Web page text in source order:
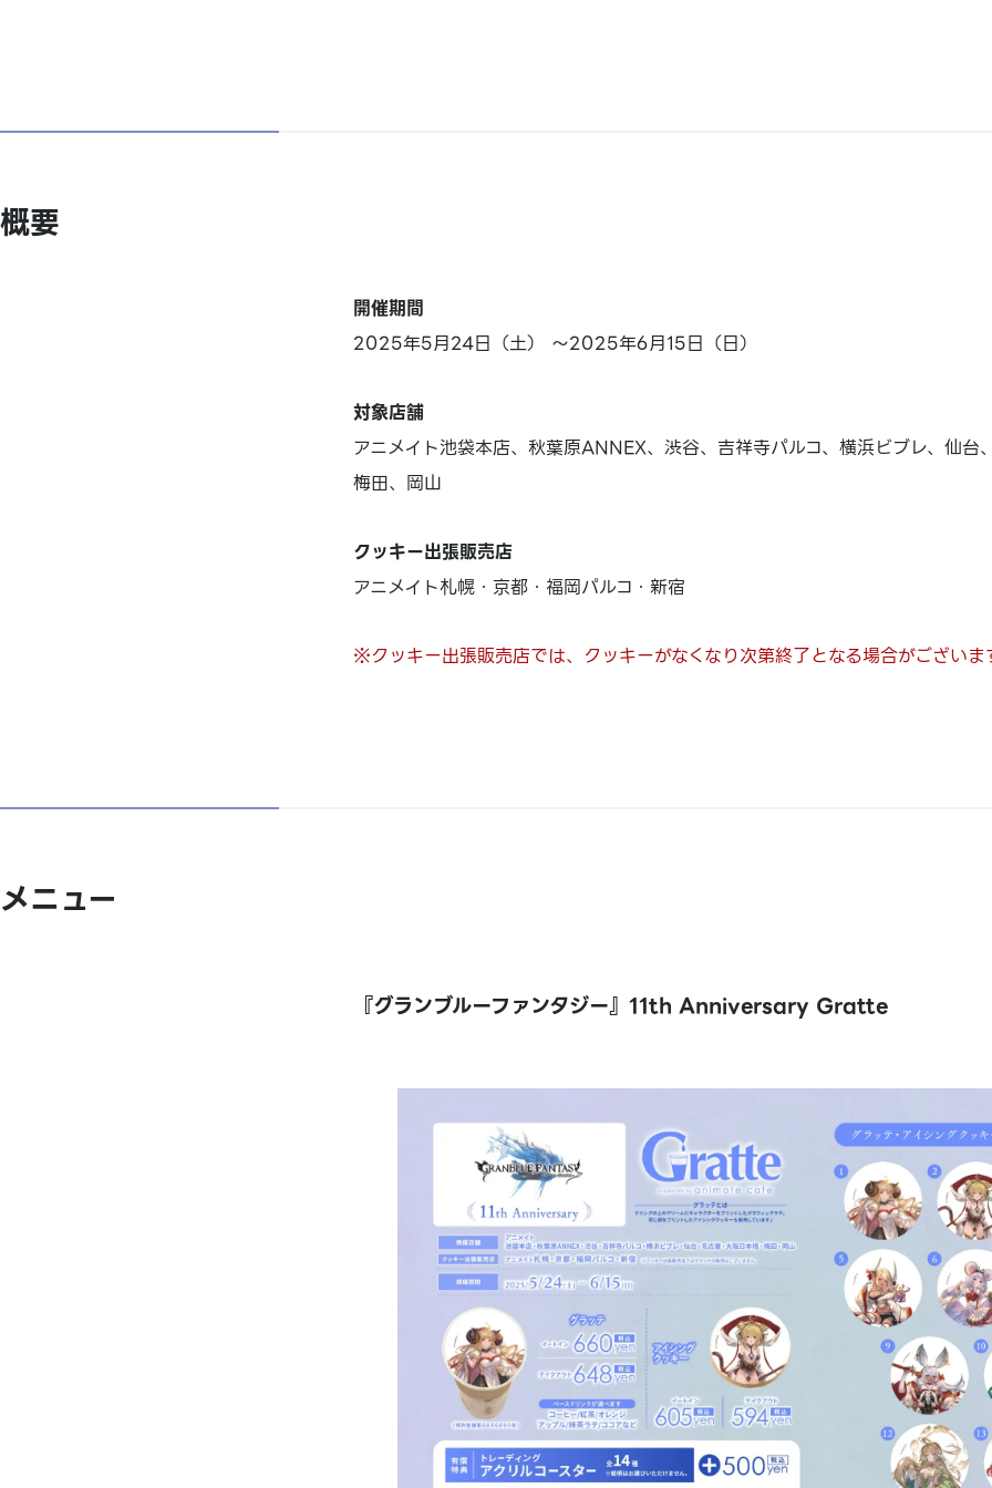
概要
開催期間
2025年5月24日（土） ～2025年6月15日（日）
対象店舗
アニメイト池袋本店、秋葉原ANNEX、渋谷、吉祥寺パルコ、横浜ビブレ、仙台
梅田、岡山
クッキー出張販売店
アニメイト札幌・京都・福岡パルコ・新宿
※クッキー出張販売店では、クッキーがなくなり次第終了となる場合がございま
メニュー
『グランブルーファンタジー』11th Anniversary Gratte